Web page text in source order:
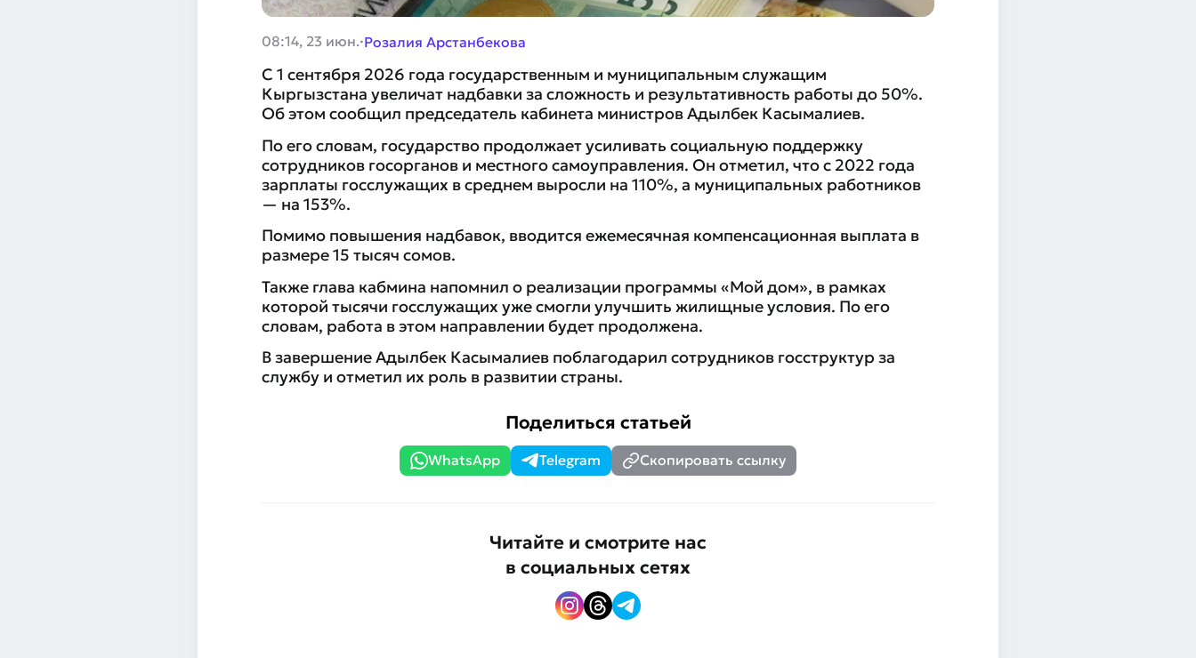
08:14, 23 июн.·Розалия Арстанбекова
С 1 сентября 2026 года государственным и муниципальным служащим
Кыргызстана увеличат надбавки за сложность и результативность работы до 50%.
Об этом сообщил председатель кабинета министров Адылбек Касымалиев.
По его словам, государство продолжает усиливать социальную поддержку
сотрудников госорганов и местного самоуправления. Он отметил, что с 2022 года
зарплаты госслужащих в среднем выросли на 110%, а муниципальных работников
— на 153%.
Помимо повышения надбавок, вводится ежемесячная компенсационная выплата в
размере 15 тысяч сомов.
Также глава кабмина напомнил о реализации программы «Мой дом», в рамках
которой тысячи госслужащих уже смогли улучшить жилищные условия. По его
словам, работа в этом направлении будет продолжена.
В завершение Адылбек Касымалиев поблагодарил сотрудников госструктур за
службу и отметил их роль в развитии страны.
Поделиться статьей
WhatsApp Telegram Скопировать ссылку
Читайте и смотрите нас
в социальных сетях